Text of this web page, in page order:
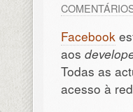
Facebook
aos
Todas as
acesso à